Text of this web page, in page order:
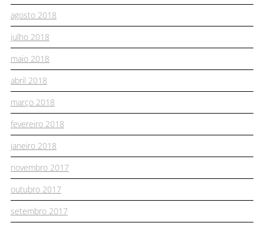
agosto 2018
julho 2018
maio 2018
abril 2018
março 2018
fevereiro 2018
janeiro 2018
novembro 2017
outubro 2017
setembro 2017